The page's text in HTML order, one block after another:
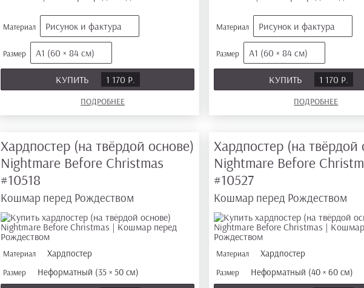
Материал Рисунок и фактура
Размер А1 (60 × 84 см)
КУПИТЬ 1 170 Р.
ПОДРОБНЕЕ
Материал Рисунок и фактура
Размер А1 (60 × 84 см)
КУПИТЬ 1 170 Р.
ПОДРОБНЕЕ
Хардпостер (на твёрдой основе)
Nightmare Before Christmas
#10518
Кошмар перед Рождеством
Материал Хардпостер
Размер Неформатный (35 × 50 см)
Хардпостер (на твёрдой
Nightmare Before
#10527
Кошмар перед Рождеством
Материал Хардпостер
Размер Неформатный (40 × 60 см)